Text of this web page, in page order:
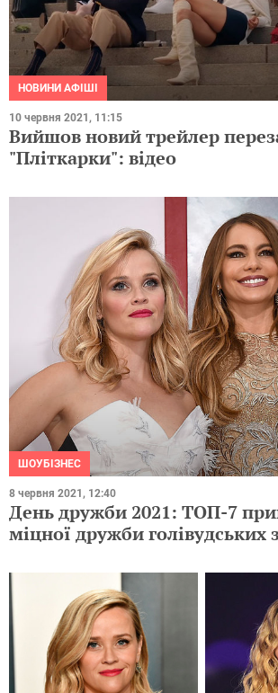
НОВИНИ АФІШІ
10 червня 2021, 11:15
Вийшов новий трейлер
"Пліткарки": відео
ШОУБІЗНЕС
8 червня 2021, 12:40
День дружби 2021: ТОП-7
міцної дружби голівудських